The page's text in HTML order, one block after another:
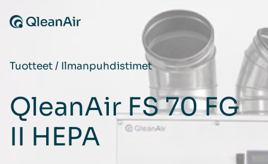
Tuotteet/ Ilmanpuhdistimet
QleanAir FS 70 FG
II HEPA